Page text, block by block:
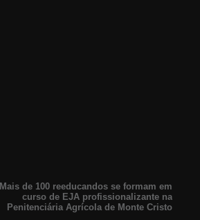
Mais de 100 reeducandos se formam em
curso de EJA profissionalizante na
Penitenciária Agrícola de Monte Cristo